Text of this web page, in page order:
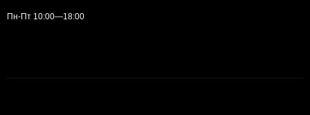
Пн-Пт 10:00—18:00